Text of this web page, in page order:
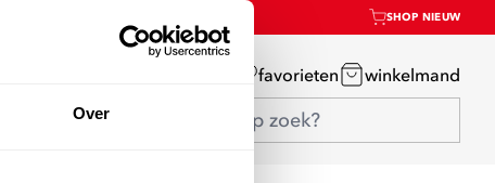
Over
SHOP NIEUW
favorieten winkelmand